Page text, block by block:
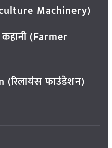
Machinery)
(Farmer
(रिलायंस फाउंडेशन)